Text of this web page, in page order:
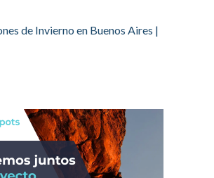
2 2 Twitter
4/08. Invitamos a